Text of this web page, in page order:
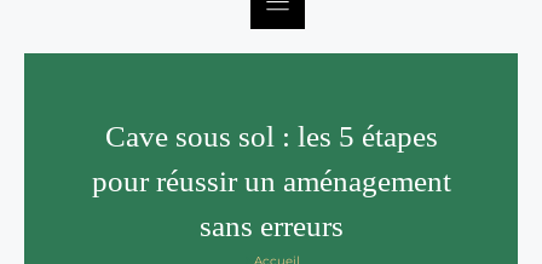
Cave sous sol : les 5 étapes
pour réussir un aménagement
sans erreurs
Accueil